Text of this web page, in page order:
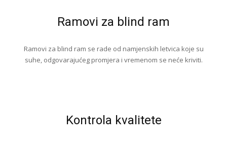
Ramovi za blind ram
Ramovi za blind ram se rade od namjenskih letvica koje su
suhe, odgovarajućeg promjera i vremenom se neće kriviti.
Kontrola kvalitete